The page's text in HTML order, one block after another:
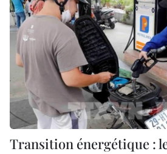
Transition énergétique :